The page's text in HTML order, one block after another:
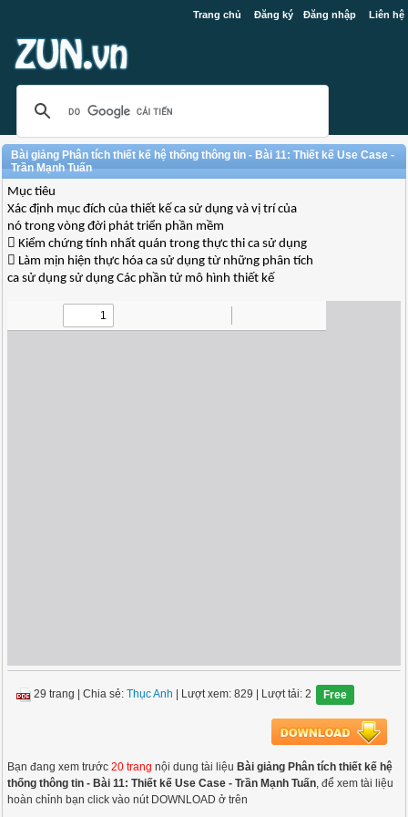
Trang chủ Đăng ký Đăng nhập Liên hệ
Bài giảng Phân tích thiết kế hệ thống thông tin - Bài 11: Thiết kế Use Case -
Trần Mạnh Tuấn
Mục tiêu
Xác định mục đích của thiết kế ca sử dụng và vị trí của
nó trong vòng đời phát triển phần mềm
 Kiểm chứng tính nhất quán trong thực thi ca sử dụng
 Làm mịn hiện thực hóa ca sử dụng từ những phân tích
ca sử dụng sử dụng Các phần tử mô hình thiết kế
29 trang |Chia sẻ:Thục Anh | Lượt xem: 829 | Lượt tải: 2 Free
Bạn đang xem trước20 trang nội dung tài liệu Bài giảng Phân tích thiết kế hệ
thống thông tin - Bài 11: Thiết kế Use Case - Trần Mạnh Tuấn, để xem tài liệu
hoàn chỉnh bạn click vào nút DOWNLOAD ở trên